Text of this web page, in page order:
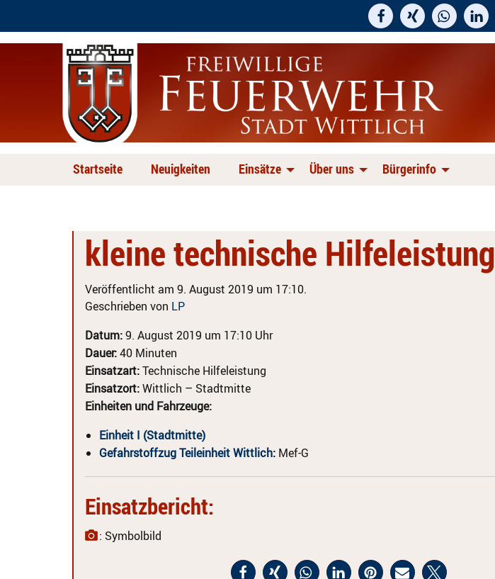
Startseite Neuigkeiten Einsätze Über uns Bürgerinfo
kleine technische Hilfeleistung
Veröffentlicht am 9. August 2019 um 17:10.
Geschrieben von LP
Datum:9. August 2019 um 17:10 Uhr
Dauer:40 Minuten
Einsatzart:Technische Hilfeleistung
Einsatzort:Wittlich – Stadtmitte
Einheiten und Fahrzeuge:
Einheit I (Stadtmitte)
Gefahrstoffzug Teileinheit Wittlich: Mef-G
Einsatzbericht:
: Symbolbild